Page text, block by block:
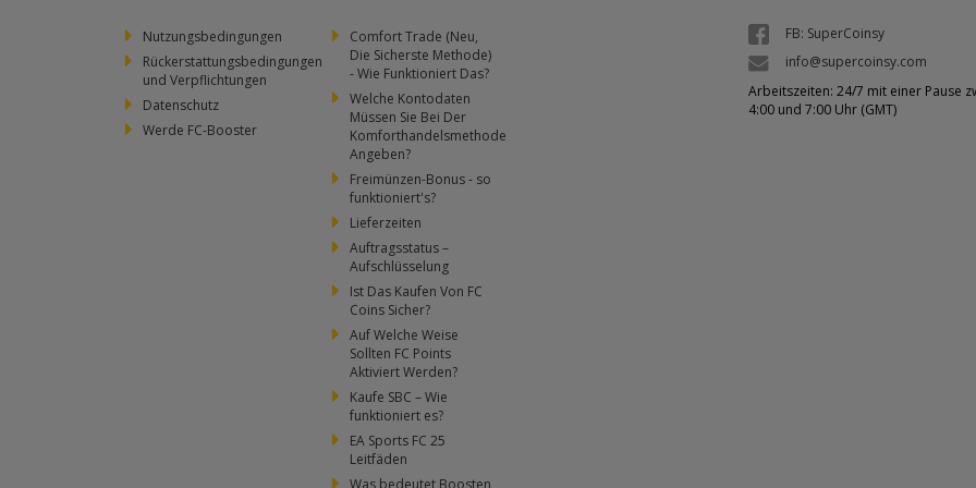
Nutzungsbedingungen
Rückerstattungsbedingungen
und Verpflichtungen
Datenschutz
Werde FC-Booster
Comfort Trade (Neu,
Die Sicherste Methode)
- Wie Funktioniert Das?
Welche Kontodaten
Müssen Sie Bei Der
Komforthandelsmethode
Angeben?
Freimünzen-Bonus - so
funktioniert's?
Lieferzeiten
Auftragsstatus –
Aufschlüsselung
Ist Das Kaufen Von FC
Coins Sicher?
Auf Welche Weise
Sollten FC Points
Aktiviert Werden?
Kaufe SBC – Wie
funktioniert es?
EA Sports FC 25
Leitfäden
Was bedeutet Boosten
FB: SuperCoinsy
info@supercoinsy.com
Arbeitszeiten: 24/7 mit einer Pause
4:00 und 7:00 Uhr (GMT)